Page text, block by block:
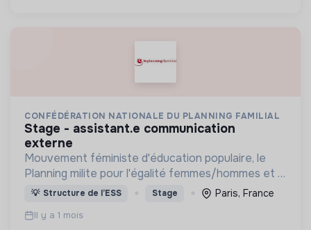
CONFÉDÉRATION NATIONALE DU PLANNING FAMILIAL
stage - assistant.e communication
externe
Mouvement féministe d'éducation populaire, le
Planning milite pour l'égalité femmes/hommes et la
possibilité pour chaque personne de vivre une
💡 Structure de l’ESS Stage Paris, France
Il y a 1 mois